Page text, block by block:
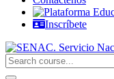
Inscríbete